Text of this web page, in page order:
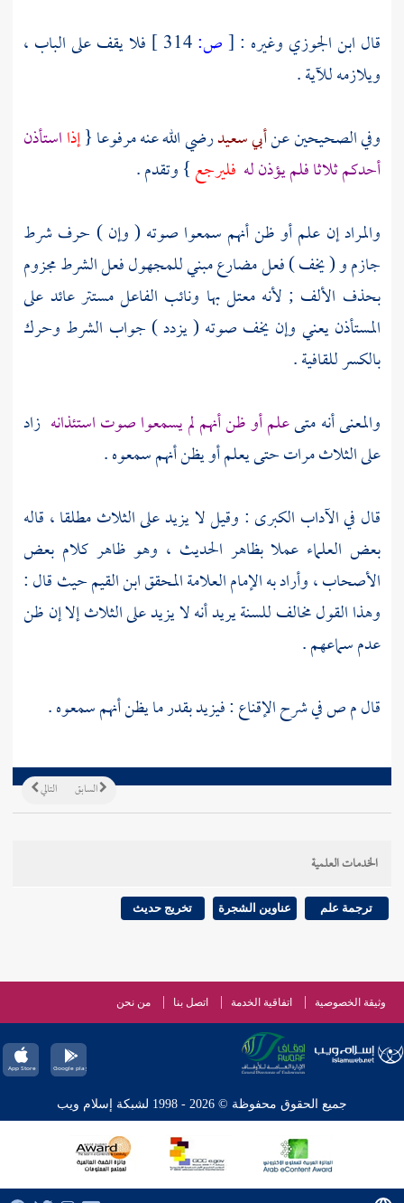
قال ابن الجوزي وغيره : [ص:
فلا يقف على الباب ،
ويلازمه للآية .
وفي الصحيحين عنأبي سعيدرضي الله عنه مرفوعا {إذااستأذن
أحدكم ثلاثا فلم يؤذن له فليرجع} وتقدم .
والمراد إن علم أو ظن أنهم سمعوا صوته ( وإن ) حرف شرط
جازم و ( يخف ) فعل مضارع مبني للمجهول فعل الشرط مجزوم
بحذف الألف ; لأنه معتل بها ونائب الفاعل مستتر عائد على
المستأذن يعني وإن يخف صوته ( يزدد ) جواب الشرط وحرك
بالكسر للقافية .
والمعنى أنه متىعلم أو ظن أنهم لم يسمعوا صوت استئذانه زاد
على الثلاث مرات حتى يعلم أو يظن أنهم سمعوه .
قال في الآداب الكبرى : وقيل لا يزيد على الثلاث مطلقا ، قاله
بعض العلماء عملا بظاهر الحديث ، وهو ظاهر كلام بعض
الأصحاب ، وأراد به الإمام العلامة المحققابن القيمحيث قال :
وهذا القول مخالف للسنة يريد أنه لا يزيد على الثلاث إلا إن ظن
عدم سماعهم .
قالم ص في شرح الإقناع: فيزيد بقدر ما يظن أنهم سمعوه .
التالي السابق
الخدمات العلمية
ترجمة علم عناوين الشجرة تخريج حديث
وثيقة الخصوصية اتفاقية الخدمة اتصل بنا من نحن
جميع الحقوق محفوظة © 2026 - 1998 لشبكة إسلام ويب